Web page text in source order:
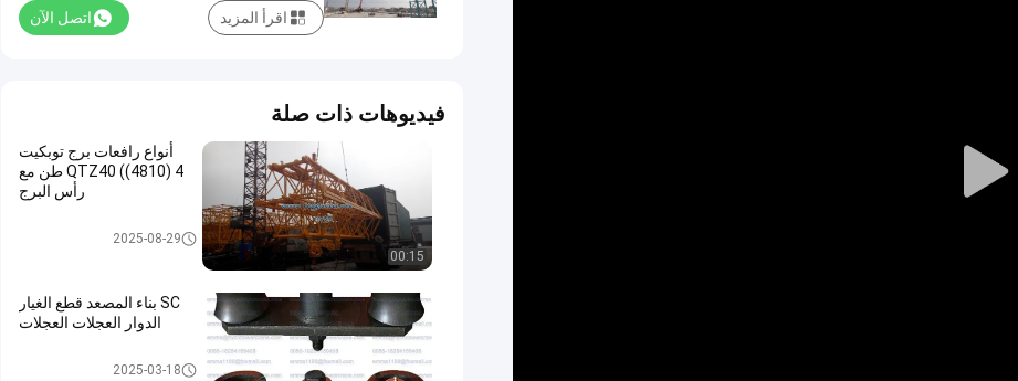
Play
اتصل الآن اقرأ المزيد
فيديوهات ذات صلة
00:15
أنواع رافعات برج توبكيت
QTZ40 ((4810) 4 طن مع
رأس البرج
2025-08-29
SC بناء المصعد قطع الغيار
الدوار العجلات العجلات
قطع الغيار من الرافعات2025-03-18